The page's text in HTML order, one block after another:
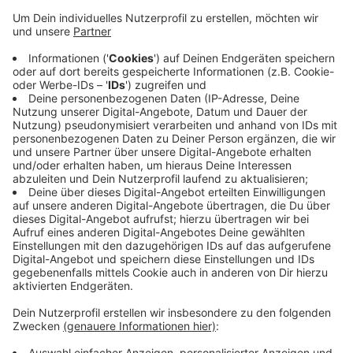
Anzeige
Unter dem Titel "Rhein-Sieg-Kreis 4.0" sind in dem
Koalitionsvertrag die Ziele für die nächsten fünf Jahre
zusammengefasst. Unter anderem Klimaschutz,
digitaler Ausbau, zukunftsorientierte Mobilität sowohl
in der Stadt als auch auf dem Land und solide
Kreisfinanzen haben sich die Bündnispartner
vorgenommen. Gemeinsam haben CDU und Grüne eine
Mehrheit von 53 Sitzen im Kreistag.CM
Anzeige